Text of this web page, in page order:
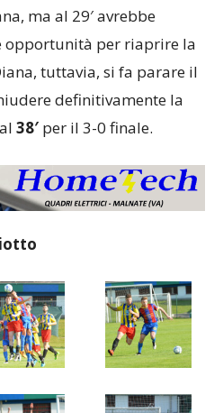
ma al 29′ avrebbe
opportunità per riaprire la
tuttavia, si fa parare il
definitivamente la
al 38′ per il 3-0 finale.